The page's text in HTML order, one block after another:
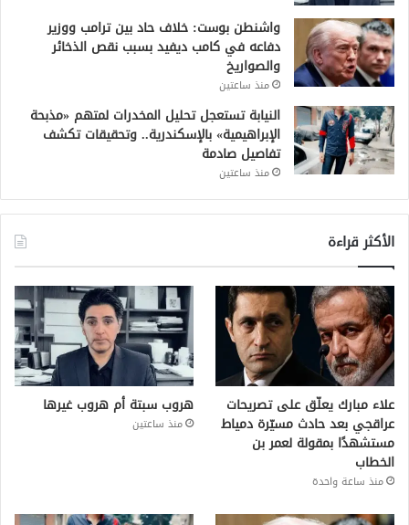
واشنطن بوست: خلاف حاد بين ترامب ووزير
دفاعه في كامب ديفيد بسبب نقص الذخائر
والصواريخ
منذ ساعتين
النيابة تستعجل تحليل المخدرات لمتهم «مذبحة
الإبراهيمية» بالإسكندرية.. وتحقيقات تكشف
تفاصيل صادمة
منذ ساعتين
الأكثر قراءة
علاء مبارك يعلّق على تصريحات
عراقجي بعد حادث مسيّرة دمياط
مستشهدًا بمقولة لعمر بن
الخطاب
منذ ساعة واحدة
هروب سبتة أم هروب غيرها
منذ ساعتين